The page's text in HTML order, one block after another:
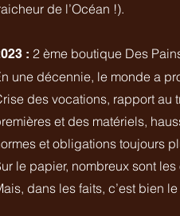
de l’Océan !).
: 2 ème boutique Des
une décennie, le monde a
des vocations, rapport au
et des matériels,
et obligations toujours
le papier, nombreux sont
dans les faits, c’est bien